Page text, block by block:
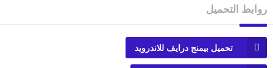
روابط التحميل
تحميل بيمنج درايف للاندرويد